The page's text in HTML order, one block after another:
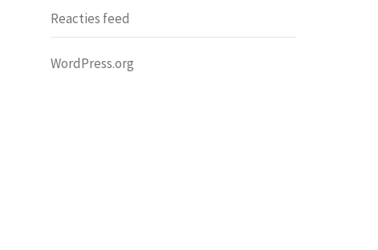
Reacties feed
WordPress.org